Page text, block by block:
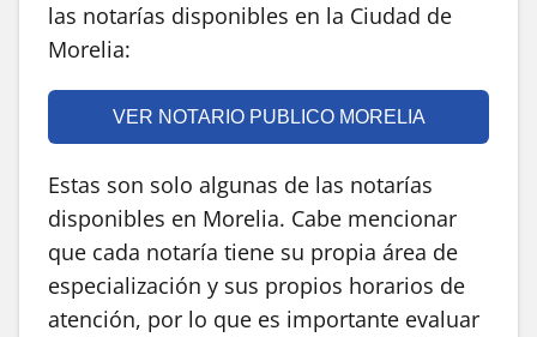
las notarías disponibles en la Ciudad de
Morelia:
VER NOTARIO PUBLICO MORELIA
Estas son solo algunas de las notarías
disponibles en Morelia. Cabe mencionar
que cada notaría tiene su propia área de
especialización y sus propios horarios de
atención, por lo que es importante evaluar